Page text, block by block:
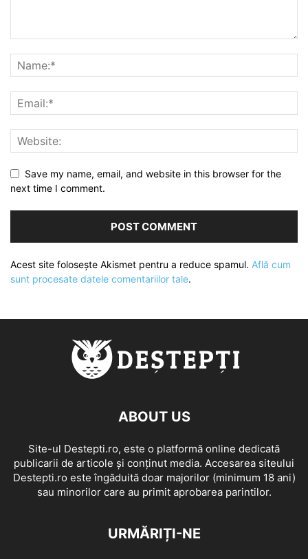
Save my name, email, and website in this browser for the
next time I comment.
Acest site folosește Akismet pentru a reduce spamul. Află cum
sunt procesate datele comentariilor tale.
ABOUT US
Site-ul Destepti.ro, este o platformă online dedicată
publicarii de articole și conținut media. Accesarea siteului
Destepti.ro este îngăduită doar majorilor (minimum 18 ani)
sau minorilor care au primit aprobarea parintilor.
URMĂRIȚI-NE